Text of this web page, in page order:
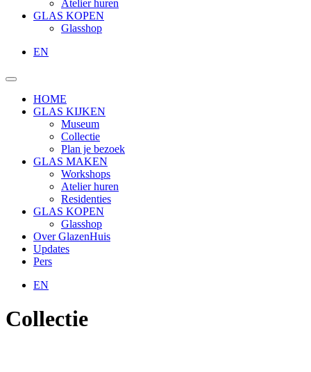
Atelier huren
GLAS KOPEN
Glasshop
EN
HOME
GLAS KIJKEN
Museum
Collectie
Plan je bezoek
GLAS MAKEN
Workshops
Atelier huren
Residenties
GLAS KOPEN
Glasshop
Over GlazenHuis
Updates
Pers
EN
Collectie